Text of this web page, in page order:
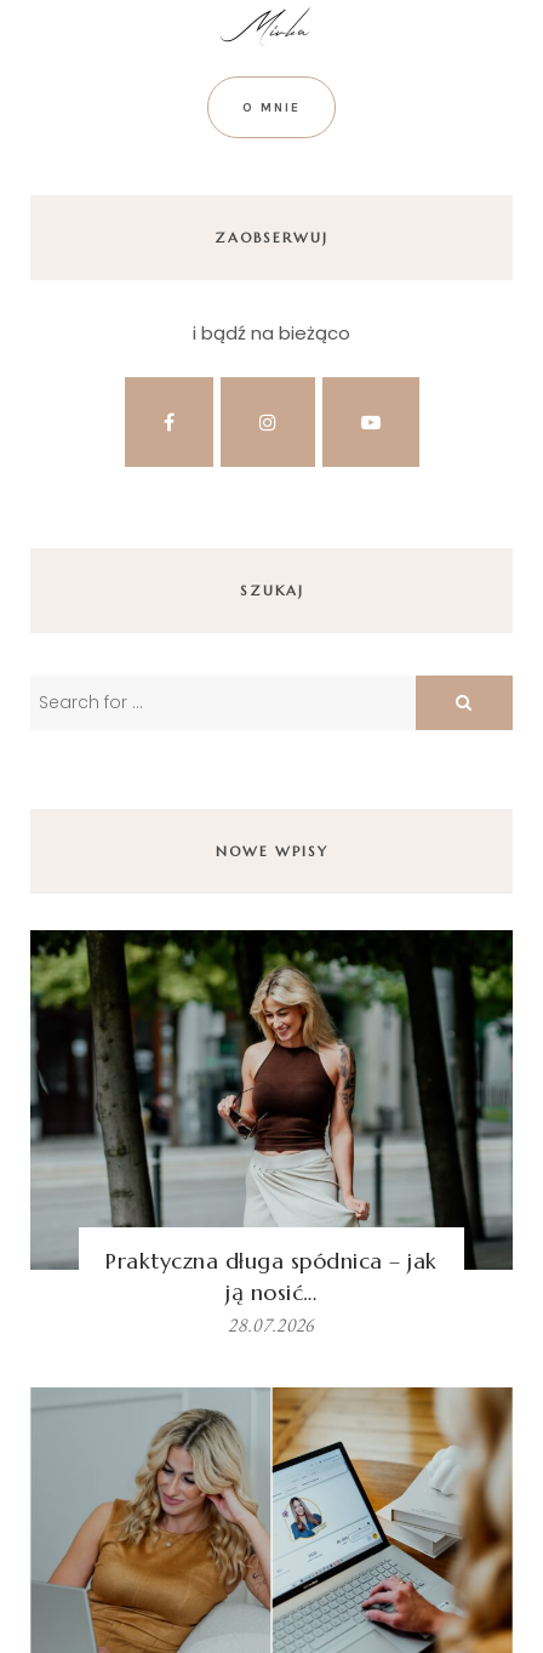
O MNIE
ZAOBSERWUJ
i bądź na bieżąco
SZUKAJ
NOWE WPISY
Praktyczna długa spódnica – jak
ją nosić…
28.07.2026